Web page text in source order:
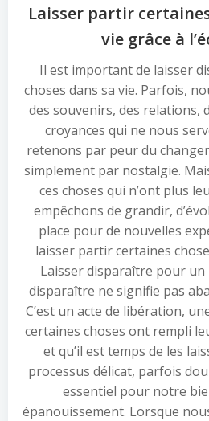
Laisser partir
vie grâce à
Il est important de laisser
choses dans sa vie. Parfois,
des souvenirs, des relations,
croyances qui ne nous
retenons par peur du
simplement par nostalgie.
ces choses qui n’ont plus
empêchons de grandir,
place pour de nouvelles
laisser partir certaines
Laisser disparaître pour
disparaître ne signifie pas
C’est un acte de libération,
certaines choses ont rempli
et qu’il est temps de les
processus délicat, parfois
essentiel pour notre
épanouissement. Lorsque